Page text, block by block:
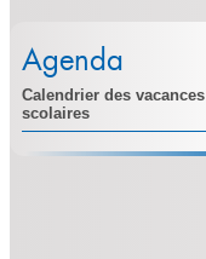
Agenda
Calendrier des vacances
scolaires